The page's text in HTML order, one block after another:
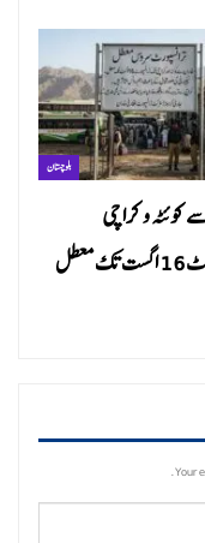
بلوچستان
کوئٹہ و کراچی
معطل
Your